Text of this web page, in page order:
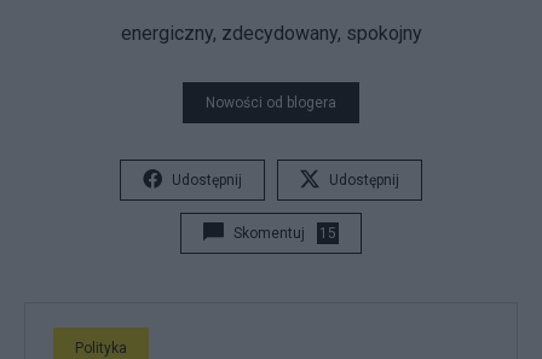
energiczny, zdecydowany, spokojny
Nowości od blogera
Udostępnij Udostępnij
Skomentuj 15
Polityka